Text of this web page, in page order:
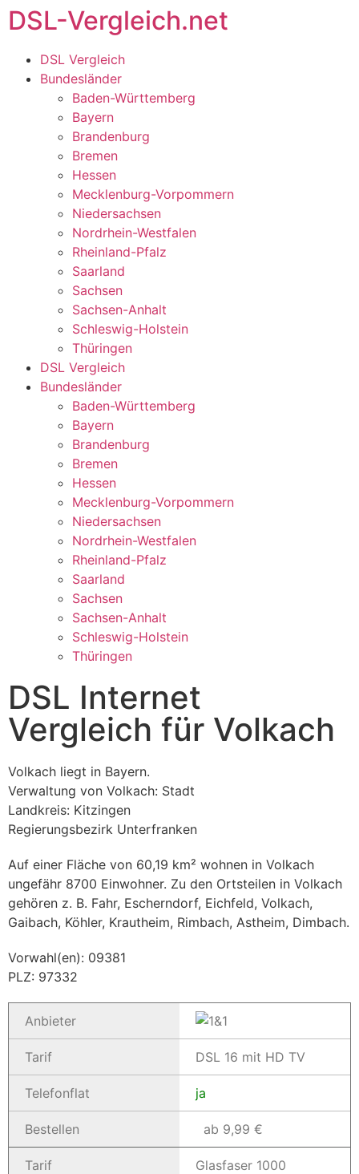
DSL-Vergleich.net
DSL Vergleich
Bundesländer
Baden-Württemberg
Bayern
Brandenburg
Bremen
Hessen
Mecklenburg-Vorpommern
Niedersachsen
Nordrhein-Westfalen
Rheinland-Pfalz
Saarland
Sachsen
Sachsen-Anhalt
Schleswig-Holstein
Thüringen
DSL Vergleich
Bundesländer
Baden-Württemberg
Bayern
Brandenburg
Bremen
Hessen
Mecklenburg-Vorpommern
Niedersachsen
Nordrhein-Westfalen
Rheinland-Pfalz
Saarland
Sachsen
Sachsen-Anhalt
Schleswig-Holstein
Thüringen
DSL Internet
Vergleich für Volkach
Volkach liegt in Bayern.
Verwaltung von Volkach: Stadt
Landkreis: Kitzingen
Regierungsbezirk Unterfranken
Auf einer Fläche von 60,19 km² wohnen in Volkach
ungefähr 8700 Einwohner. Zu den Ortsteilen in Volkach
gehören z. B. Fahr, Escherndorf, Eichfeld, Volkach,
Gaibach, Köhler, Krautheim, Rimbach, Astheim, Dimbach.
Vorwahl(en): 09381
PLZ: 97332
Anbieter
Tarif DSL 16 mit HD TV
Telefonflat ja
Bestellen ab 9,99 €
Tarif Glasfaser 1000